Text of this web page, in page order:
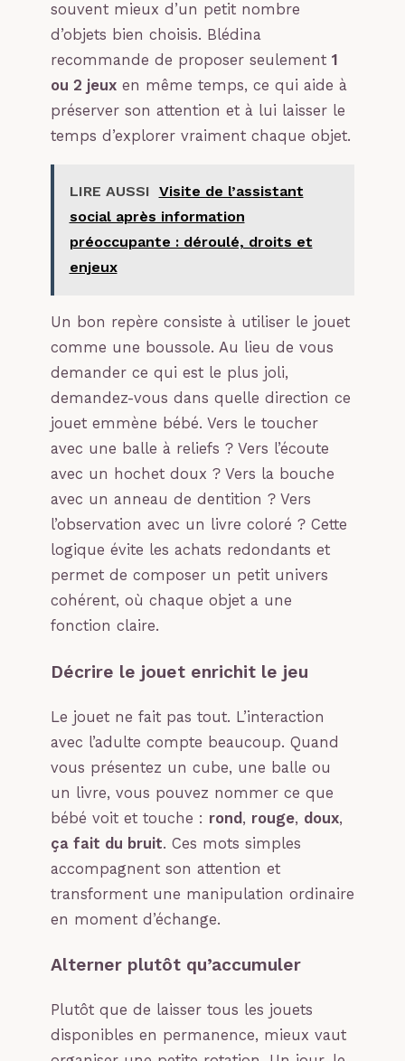
souvent mieux d’un petit nombre
d’objets bien choisis. Blédina
recommande de proposer seulement 1
ou 2 jeux en même temps, ce qui aide à
préserver son attention et à lui laisser le
temps d’explorer vraiment chaque objet.
LIRE AUSSI Visite de l’assistant
social après information
préoccupante : déroulé, droits et
enjeux
Un bon repère consiste à utiliser le jouet
comme une boussole. Au lieu de vous
demander ce qui est le plus joli,
demandez-vous dans quelle direction ce
jouet emmène bébé. Vers le toucher
avec une balle à reliefs ? Vers l’écoute
avec un hochet doux ? Vers la bouche
avec un anneau de dentition ? Vers
l’observation avec un livre coloré ? Cette
logique évite les achats redondants et
permet de composer un petit univers
cohérent, où chaque objet a une
fonction claire.
Décrire le jouet enrichit le jeu
Le jouet ne fait pas tout. L’interaction
avec l’adulte compte beaucoup. Quand
vous présentez un cube, une balle ou
un livre, vous pouvez nommer ce que
bébé voit et touche : rond , rouge, doux,
ça fait du bruit. Ces mots simples
accompagnent son attention et
transforment une manipulation ordinaire
en moment d’échange.
Alterner plutôt qu’accumuler
Plutôt que de laisser tous les jouets
disponibles en permanence, mieux vaut